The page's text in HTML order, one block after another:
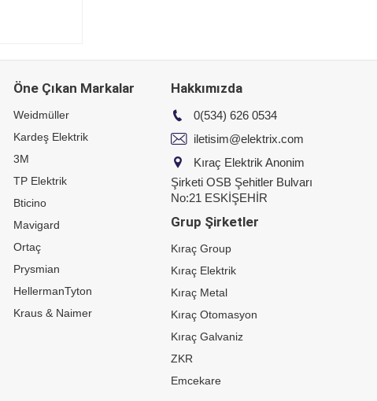
Öne Çıkan Markalar
Weidmüller
Kardeş Elektrik
3M
TP Elektrik
Bticino
Mavigard
Ortaç
Prysmian
HellermanTyton
Kraus & Naimer
Hakkımızda
0(534) 626 0534
iletisim@elektrix.com
Kıraç Elektrik Anonim
Şirketi OSB Şehitler Bulvarı
No:21 ESKİŞEHİR
Grup Şirketler
Kıraç Group
Kıraç Elektrik
Kıraç Metal
Kıraç Otomasyon
Kıraç Galvaniz
ZKR
Emcekare